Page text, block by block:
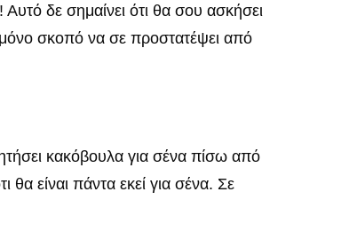
δε σημαίνει ότι θα σου ασκήσει
μόνο σκοπό να σε προστατέψει από
κακόβουλα για σένα πίσω από
είναι πάντα εκεί για σένα. Σε